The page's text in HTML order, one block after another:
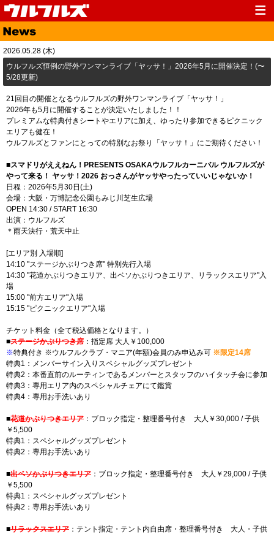
Top
Media Live
Profile
Fanclub Goods
Contact
2026.05.28 (木)
ウルフルズ恒例の野外ワンマンライブ「ヤッサ！」2026年5月に開催決定！(〜
5/28更新)
21回目の開催となるウルフルズの野外ワンマンライブ「ヤッサ！」
2026年も5月に開催することが決定いたしました！！
プレミアムな特典付きシートやエリアに加え、ゆったり参加できるピクニック
エリアも健在！
ウルフルズとファンにとっての特別なお祭り「ヤッサ！」にご期待ください！
■スマドリがええねん！PRESENTS OSAKAウルフルカーニバル ウルフルズが
やって来る！ ヤッサ！2026 おっさんがヤッサやったっていいじゃないか！
日程：2026年5月30日(土)
会場：大阪・万博記念公園もみじ川芝生広場
OPEN 14:30 / START 16:30
出演：ウルフルズ
＊雨天決行・荒天中止
[エリア別 入場順]
14:10 "ステージかぶりつき席" 特別先行入場
14:30 "花道かぶりつきエリア、出ベソかぶりつきエリア、リラックスエリア"入
場
15:00 "前方エリア"入場
15:15 "ピクニックエリア"入場
チケット料金（全て税込価格となります。）
■ステージかぶりつき席 ：指定席 大人￥100,000
※特典付き ※ウルフルクラブ・マニア(年額)会員のみ申込み可 ※限定14席
特典1：メンバーサイン入りスペシャルグッズプレゼント
特典2：本番直前のルーティンであるメンバーとスタッフのハイタッチ会に参加
特典3：専用エリア内のスペシャルチェアにて鑑賞
特典4：専用お手洗いあり
■花道かぶりつきエリア ：ブロック指定・整理番号付き 大人￥30,000 / 子供
￥5,500
特典1：スペシャルグッズプレゼント
特典2：専用お手洗いあり
■出ベソかぶりつきエリア ：ブロック指定・整理番号付き 大人￥29,000 / 子供
￥5,500
特典1：スペシャルグッズプレゼント
特典2：専用お手洗いあり
■リラックスエリア ：テント指定・テント内自由席・整理番号付き 大人・子供